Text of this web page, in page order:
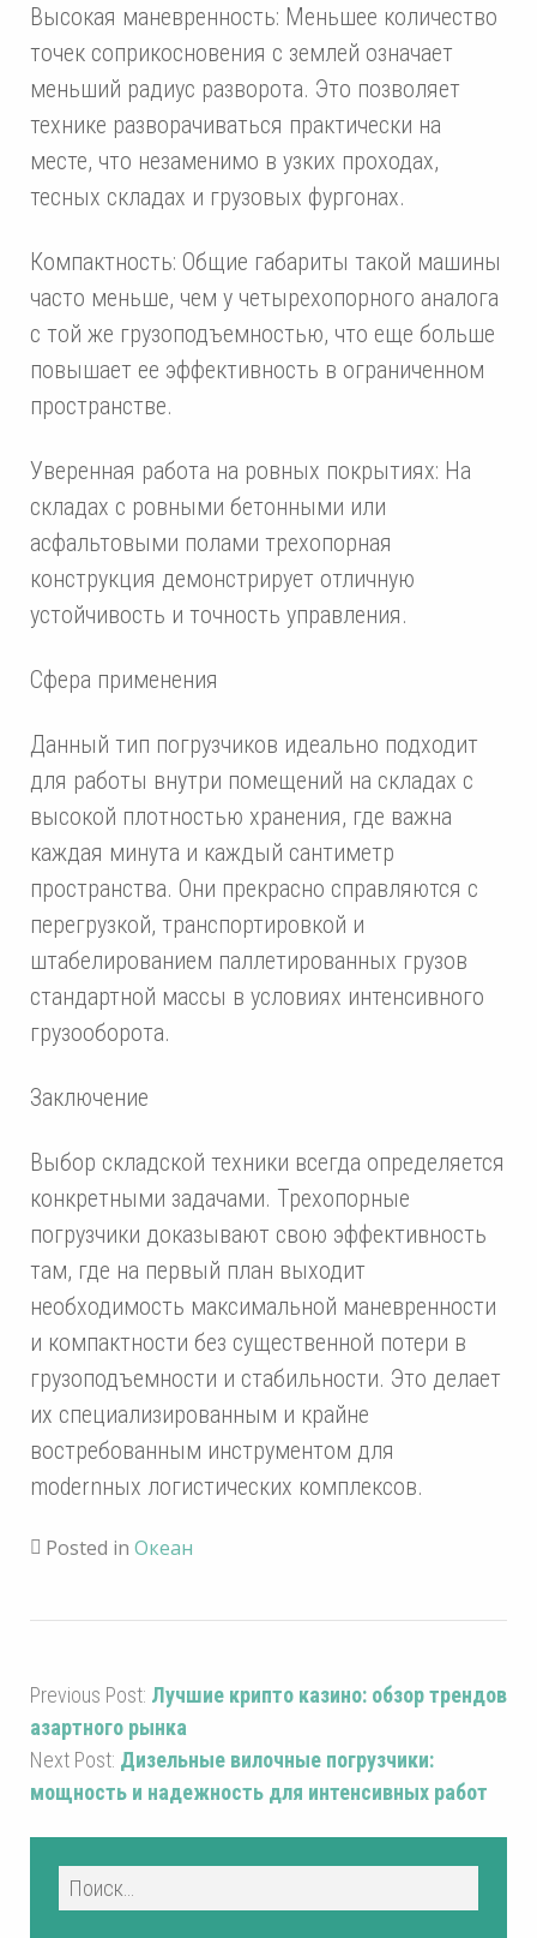
Высокая маневренность: Меньшее количество
точек соприкосновения с землей означает
меньший радиус разворота. Это позволяет
технике разворачиваться практически на
месте, что незаменимо в узких проходах,
тесных складах и грузовых фургонах.
Компактность: Общие габариты такой машины
часто меньше, чем у четырехопорного аналога
с той же грузоподъемностью, что еще больше
повышает ее эффективность в ограниченном
пространстве.
Уверенная работа на ровных покрытиях: На
складах с ровными бетонными или
асфальтовыми полами трехопорная
конструкция демонстрирует отличную
устойчивость и точность управления.
Сфера применения
Данный тип погрузчиков идеально подходит
для работы внутри помещений на складах с
высокой плотностью хранения, где важна
каждая минута и каждый сантиметр
пространства. Они прекрасно справляются с
перегрузкой, транспортировкой и
штабелированием паллетированных грузов
стандартной массы в условиях интенсивного
грузооборота.
Заключение
Выбор складской техники всегда определяется
конкретными задачами. Трехопорные
погрузчики доказывают свою эффективность
там, где на первый план выходит
необходимость максимальной маневренности
и компактности без существенной потери в
грузоподъемности и стабильности. Это делает
их специализированным и крайне
востребованным инструментом для
modernных логистических комплексов.
Posted in Океан
Previous Post: Лучшие крипто казино: обзор трендов
азартного рынка
Next Post: Дизельные вилочные погрузчики:
мощность и надежность для интенсивных работ